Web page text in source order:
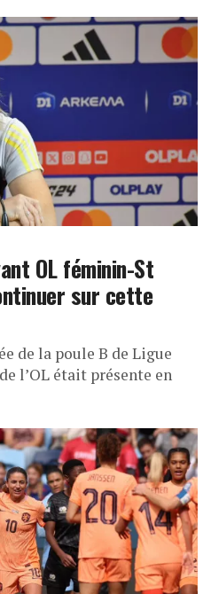
OL féminin-St
sur cette
de la poule B de Ligue
l’OL était présente en